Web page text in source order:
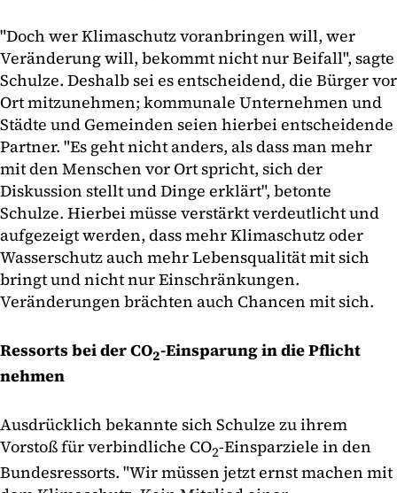
"Doch wer Klimaschutz voranbringen will, wer
Veränderung will, bekommt nicht nur Beifall", sagte
Schulze. Deshalb sei es entscheidend, die Bürger vor
Ort mitzunehmen; kommunale Unternehmen und
Städte und Gemeinden seien hierbei entscheidende
Partner. "Es geht nicht anders, als dass man mehr
mit den Menschen vor Ort spricht, sich der
Diskussion stellt und Dinge erklärt", betonte
Schulze. Hierbei müsse verstärkt verdeutlicht und
aufgezeigt werden, dass mehr Klimaschutz oder
Wasserschutz auch mehr Lebensqualität mit sich
bringt und nicht nur Einschränkungen.
Veränderungen brächten auch Chancen mit sich.
Ressorts bei der CO2-Einsparung in die Pflicht
nehmen
Ausdrücklich bekannte sich Schulze zu ihrem
Vorstoß für verbindliche CO2-Einsparziele in den
Bundesressorts. "Wir müssen jetzt ernst machen mit